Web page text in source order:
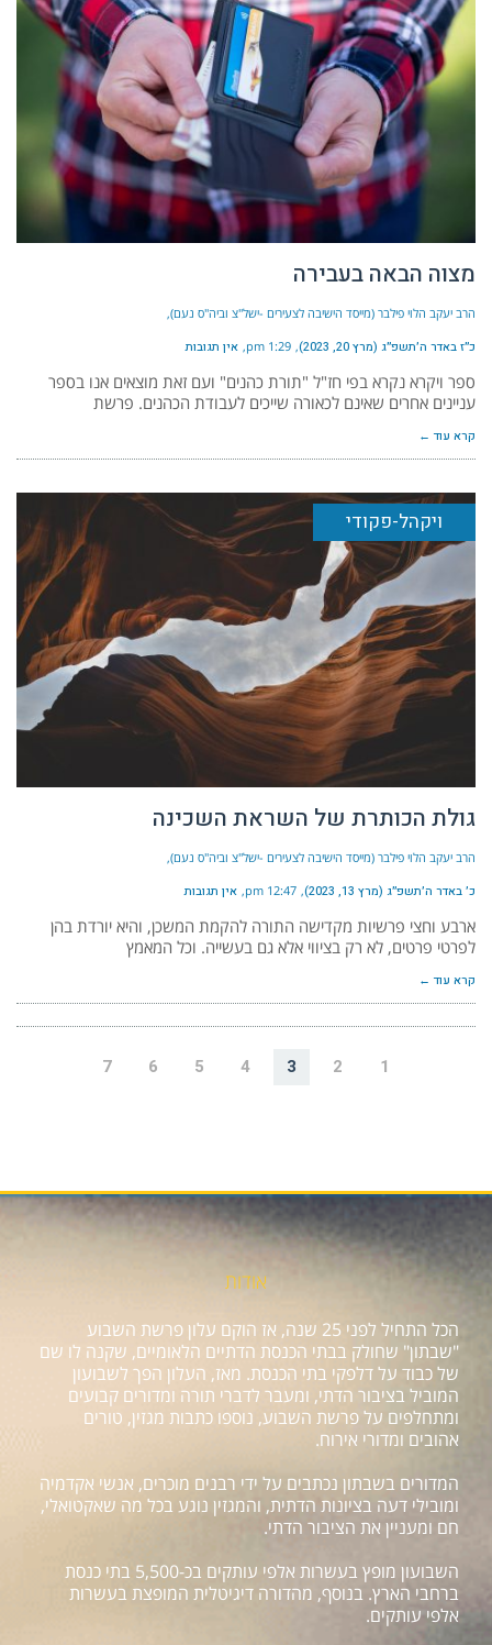
מצוה הבאה בעבירה
הרב יעקב הלוי פילבר (מייסד הישיבה לצעירים -ישל"צ וביה"ס נעם)
כ״ז באדר ה׳תשפ״ג (מרץ 20, 2023) 1:29 pm אין תגובות
ספר ויקרא נקרא בפי חז"ל "תורת כהנים" ועם זאת מוצאים אנו בספר
עניינים אחרים שאינם לכאורה שייכים לעבודת הכהנים. פרשת
קרא עוד ←
ויקהל-פקודי
גולת הכותרת של השראת השכינה
הרב יעקב הלוי פילבר (מייסד הישיבה לצעירים -ישל"צ וביה"ס נעם)
כ׳ באדר ה׳תשפ״ג (מרץ 13, 2023) 12:47 pm אין תגובות
ארבע וחצי פרשיות מקדישה התורה להקמת המשכן, והיא יורדת בהן
לפרטי פרטים, לא רק בציווי אלא גם בעשייה. וכל המאמץ
קרא עוד ←
1
2
3
4
5
6
7
אודות
הכל התחיל לפני 25 שנה, אז הוקם עלון פרשת השבוע
"שבתון" שחולק בבתי הכנסת הדתיים הלאומיים, שקנה לו שם
של כבוד על דלפקי בתי הכנסת. מאז, העלון הפך לשבועון
המוביל בציבור הדתי, ומעבר לדברי תורה ומדורים קבועים
ומתחלפים על פרשת השבוע, נוספו כתבות מגזין, טורים
אהובים ומדורי אירוח.
המדורים בשבתון נכתבים על ידי רבנים מוכרים, אנשי אקדמיה
ומובילי דעה בציונות הדתית, והמגזין נוגע בכל מה שאקטואלי,
חם ומעניין את הציבור הדתי.
השבועון מופץ בעשרות אלפי עותקים בכ-5,500 בתי כנסת
ברחבי הארץ. בנוסף, מהדורה דיגיטלית המופצת בעשרות
אלפי עותקים.